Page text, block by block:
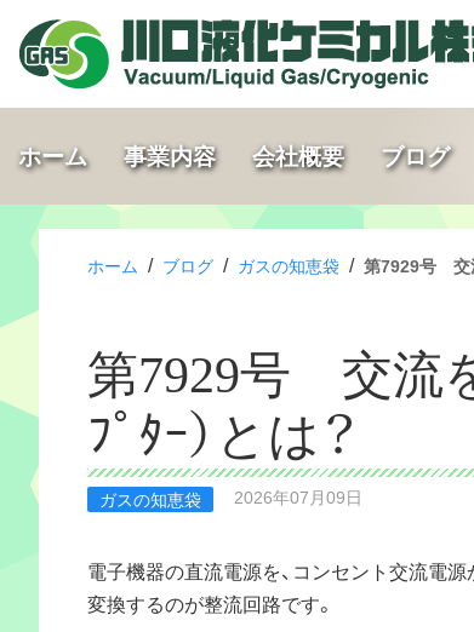
ホーム 事業内容 会社概要 ブログ
ホーム / ブログ / ガスの知恵袋 / 第7929号 交
第7929号 交流
ﾌﾟﾀｰ）とは？
ガスの知恵袋 2026年07月09日
電子機器の直流電源を、コンセント交流電源
変換するのが整流回路です。